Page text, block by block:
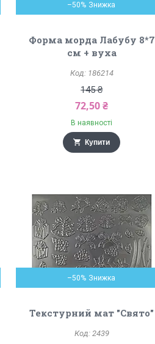
–50%
Форма морда Лабубу 8*7
см + вуха
186214
145 ₴
72,50 ₴
В наявності
Купити
–50%
Текстурний мат "Свято"
2439